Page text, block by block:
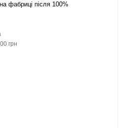
фабриці після 100%
грн